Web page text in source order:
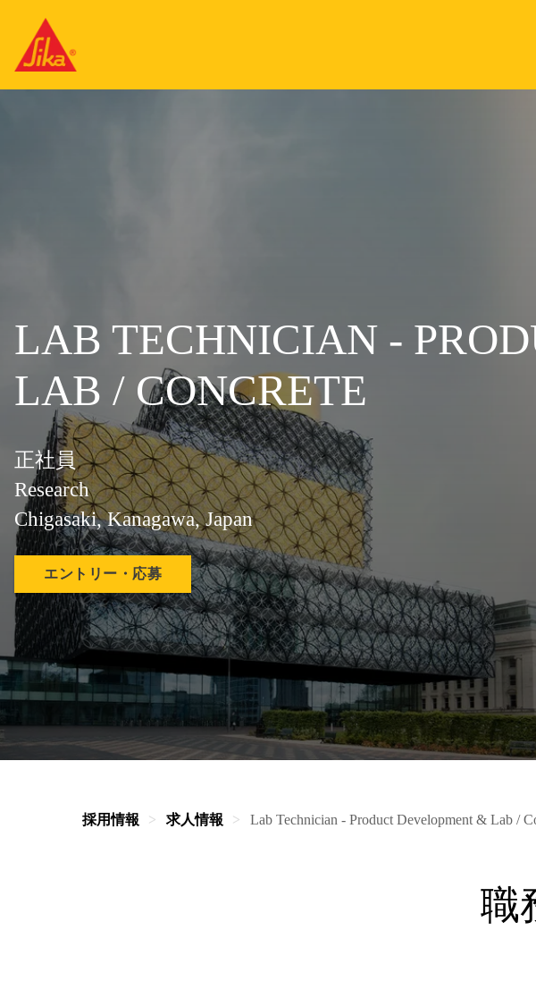
LAB TECHNICIAN -
LAB / CONCRETE
正社員
Research
Chigasaki, Kanagawa, Japan
エントリー・応募
採用情報 求人情報 Lab Technician - Product Development & Lab /
職